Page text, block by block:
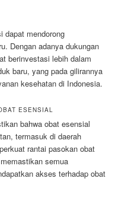
dapat mendorong
Dengan adanya dukungan
berinvestasi lebih dalam
baru, yang pada gilirannya
kesehatan di Indonesia.
ESENSIAL
bahwa obat esensial
termasuk di daerah
rantai pasokan obat
semua
akses terhadap obat